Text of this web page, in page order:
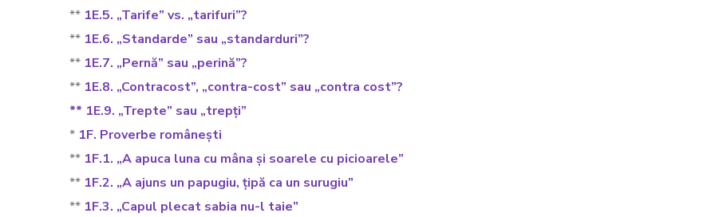
** 1E.5. „Tarife” vs. „tarifuri”?
** 1E.6. „Standarde” sau „standarduri”?
** 1E.7. „Pernă” sau „perină”?
** 1E.8. „Contracost”, „contra-cost” sau „contra cost”?
** 1E.9. „Trepte” sau „trepți”
* 1F. Proverbe românești
** 1F.1. „A apuca luna cu mâna și soarele cu picioarele”
** 1F.2. „A ajuns un papugiu, țipă ca un surugiu”
** 1F.3. „Capul plecat sabia nu-l taie”